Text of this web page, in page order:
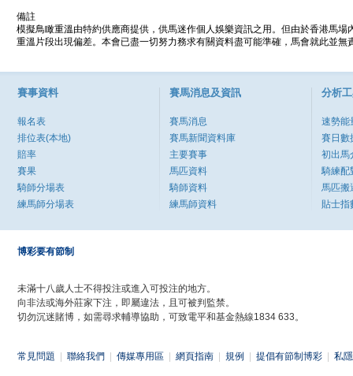
備註
模擬鳥瞰重溫由特約供應商提供，供馬迷作個人娛樂資訊之用。但由於香港馬
重溫片段出現偏差。本會已盡一切努力務求有關資料盡可能準確，馬會就此並
賽事資料
報名表
排位表(本地)
賠率
賽果
騎師分場表
練馬師分場表
賽馬消息及資訊
賽馬消息
賽馬新聞資料庫
主要賽事
馬匹資料
騎師資料
練馬師資料
分析
速勢能
賽日數
初出馬
騎練配
馬匹搬
貼士指
博彩要有節制
未滿十八歲人士不得投注或進入可投注的地方。
向非法或海外莊家下注，即屬違法，且可被判監禁。
切勿沉迷賭博，如需尋求輔導協助，可致電平和基金熱線1834 633。
常見問題 聯絡我們 傳媒專用區 網頁指南 規例 提倡有節制博彩 私